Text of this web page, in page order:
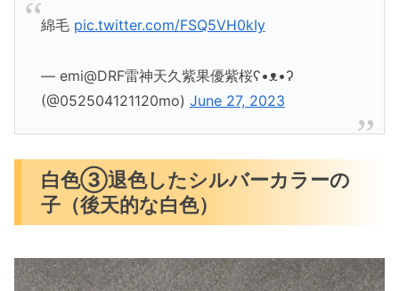
綿毛 pic.twitter.com/FSQ5VH0kIy
— emi@DRF雷神天久紫果優紫桜ʕ•ᴥ•ʔ
(@052504121120mo) June 27, 2023
白色③退色したシルバーカラーの
子（後天的な白色）